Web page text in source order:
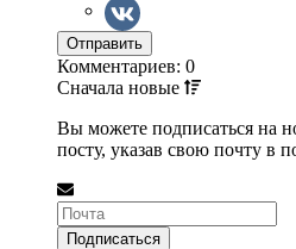
Комментариев: 0
Сначала новые
Вы можете подписаться на
посту, указав свою почту в